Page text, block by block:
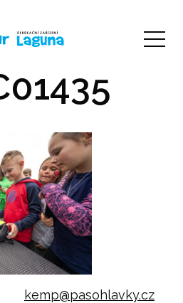
kemp@pasohlavky.cz